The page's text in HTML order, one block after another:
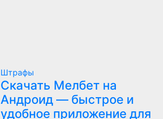
Штрафы
Скачать Мелбет на
Андроид — быстрое и
удобное приложение для